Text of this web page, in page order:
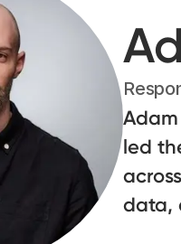
led
data,